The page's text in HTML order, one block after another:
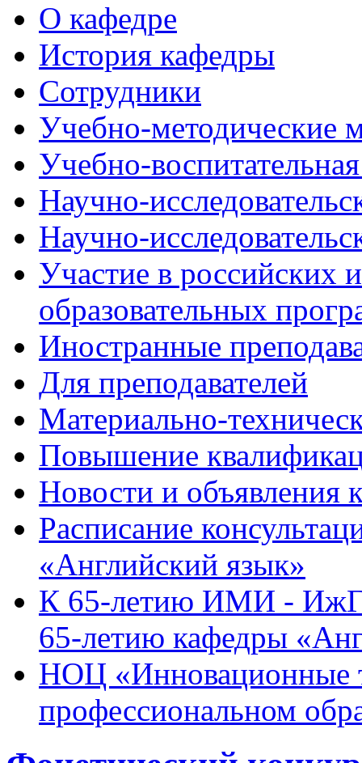
О кафедре
История кафедры
Сотрудники
Учебно-методические
Учебно-
Научно-
Научно-
Участие в российских
образовательных
Иностранные
Для преподавателей
Материально-
Повышение
Новости и объявления
Расписание
«Английский язык»
К 65-летию ИМИ -
65-летию кафедры
НОЦ «Инновационные
профессиональном